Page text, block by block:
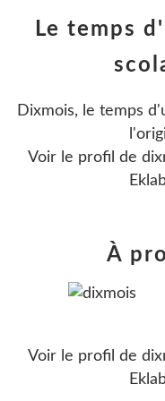
Le temps
Dixmois, le temps
Voir le profil de
À
Voir le profil de